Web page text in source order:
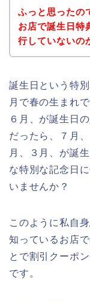
ふっと思ったの
お店で誕生日特
行していないの
誕生日という特
月で春の生まれ
６月、が誕生日
だったら、７月
月、３月、が誕
な特別な記念日
いませんか？
このように私自
知っているお店
とで割引クーポ
です。